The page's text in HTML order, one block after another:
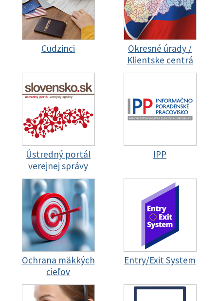
Cudzinci
Okresné úrady /
Klientske centrá
Ústredný portál
verejnej správy
IPP
Ochrana mäkkých
cieľov
Entry/Exit System